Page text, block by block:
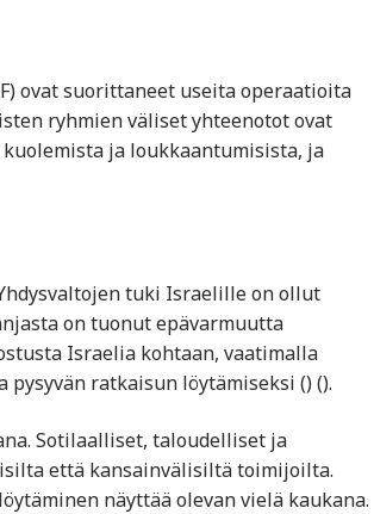
ovat suorittaneet useita operaatioita
ryhmien väliset yhteenotot ovat
ja loukkaantumisista, ja
tuki Israelille on ollut
on tuonut epävarmuutta
Israelia kohtaan, vaatimalla
ratkaisun löytämiseksi​ ()​​ ()​.
Sotilaalliset, taloudelliset ja
että kansainvälisiltä toimijoilta.
näyttää olevan vielä kaukana.